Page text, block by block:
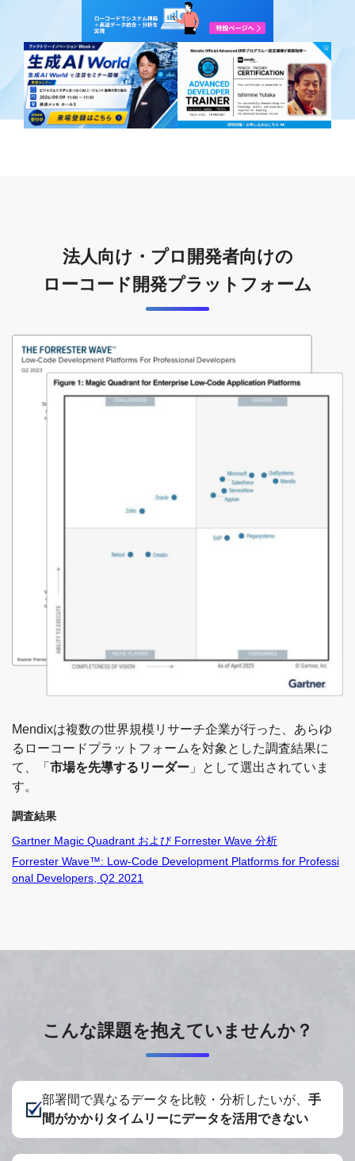
法人向け・プロ開発者向けの
ローコード開発プラットフォーム
Mendixは複数の世界規模リサーチ企業が行った、あらゆ
るローコードプラットフォームを対象とした調査結果に
て、「 市場を先導するリーダー 」として選出されていま
す。
調査結果
Gartner Magic Quadrant および Forrester Wave 分析
Forrester Wave™: Low-Code Development Platforms for Professi
onal Developers, Q2 2021
こんな課題を抱えていませんか？
部署間で異なるデータを比較・分析したいが、 手
間がかかりタイムリーにデータを活用できない